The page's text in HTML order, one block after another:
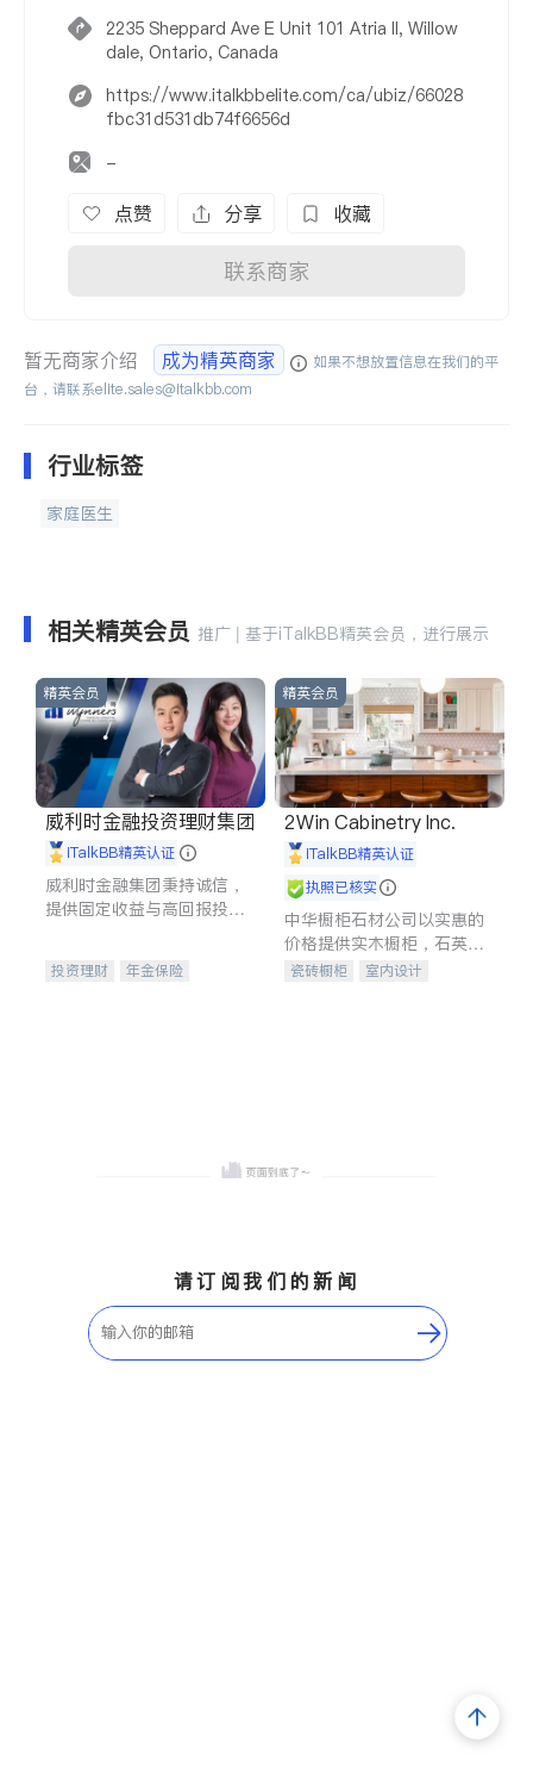
2235 Sheppard Ave E Unit 101 Atria II, Willow
dale, Ontario, Canada
https://www.italkbbelite.com/ca/ubiz/66028
fbc31d531db74f6656d
-
点赞 分享 收藏
联系商家
暂无商家介绍 成为精英商家
如果不想放置信息在我们的平
台，请联系elite.sales@italkbb.com
行业标签
家庭医生
相关精英会员 推广 | 基于iTalkBB精英会员，进行展示
精英会员
威利时金融投资理财集团
iTalkBB精英认证
威利时金融集团秉持诚信，
提供固定收益与高回报投资
合，助力客户实现目标
投资理财
年金保险
精英会员
2Win Cabinetry Inc.
iTalkBB精英认证
执照已核实
中华橱柜石材公司以实惠的
价格提供实木橱柜，石英石
台面，多种优质不锈钢水
瓷砖橱柜
室内设计
请订阅我们的新闻